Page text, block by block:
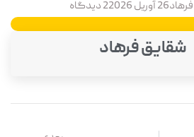
26 آوریل 2026 2 دیدگاه
شقایق فرهاد